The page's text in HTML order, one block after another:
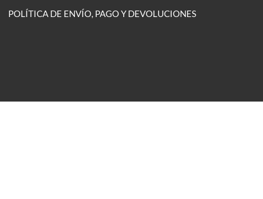
POLÍTICA DE ENVÍO, PAGO Y DEVOLUCIONES